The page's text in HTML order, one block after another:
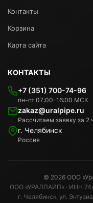
Контакты
Корзина
Карта сайта
КОНТАКТЫ
+7 (351) 700-74-96
пн-пт 07:00-16:00 МСК
zakaz@uralpipe.ru
Рассчитаем заявку за 2
г. Челябинск
Россия
© 2026 ООО
ООО «УРАЛПАЙП» · ИНН
г. Челябинск, ул.